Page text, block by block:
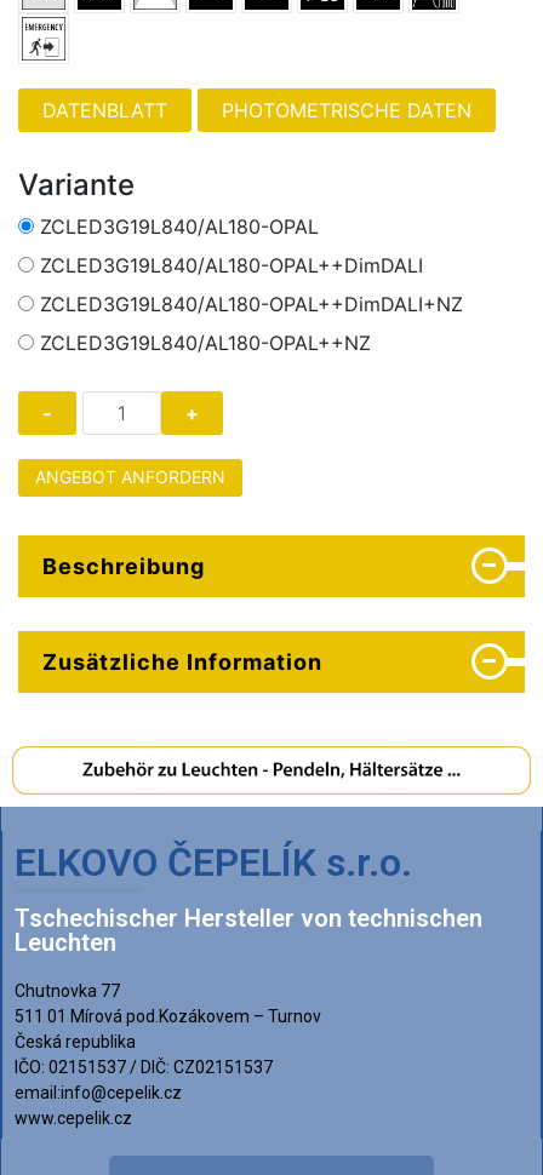
PHOTOMETRISCHE DATEN
Variante
ZCLED3G19L840/AL180-OPAL
ZCLED3G19L840/AL180-OPAL++DimDALI
ZCLED3G19L840/AL180-OPAL++DimDALI+NZ
ZCLED3G19L840/AL180-OPAL++NZ
ANGEBOT ANFORDERN
Beschreibung
Zusätzliche Information
ELKOVO ČEPELÍK s.r.o.
Tschechischer Hersteller von technischen
Leuchten
Chutnovka 77
511 01 Mírová pod.Kozákovem – Turnov
Česká republika
IČO: 02151537 / DIČ: CZ02151537
email:info@cepelik.cz
www.cepelik.cz